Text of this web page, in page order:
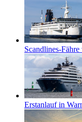
Scandlines-
Erstanlauf in